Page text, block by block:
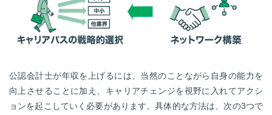
公認会計士が年収を上げるには、当然のことながら自身の能力を
向上させることに加え、キャリアチェンジを視野に入れてアクシ
ョンを起こしていく必要があります。具体的な方法は、次の3つで